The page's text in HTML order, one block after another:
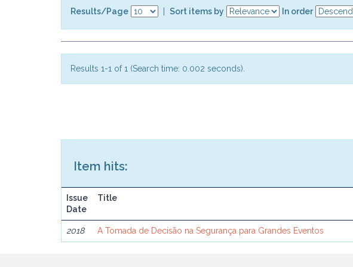
Results/Page Sort items by In order
Results 1-1 of 1 (Search time: 0.002 seconds).
Item hits:
Issue
Date
Title
2018 A Tomada de Decisão na Segurança para Grandes Eventos